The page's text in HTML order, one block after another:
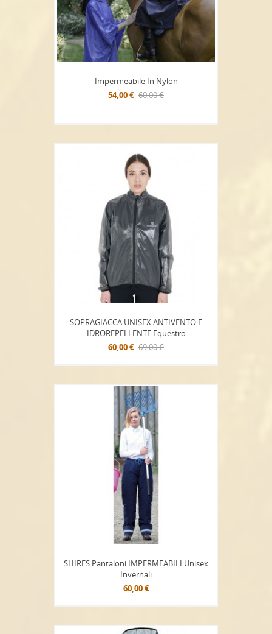
Impermeabile In Nylon
54,00 € 60,00 €
SOPRAGIACCA UNISEX ANTIVENTO E
IDROREPELLENTE Equestro
60,00 € 69,00 €
SHIRES Pantaloni IMPERMEABILI Unisex
Invernali
60,00 €